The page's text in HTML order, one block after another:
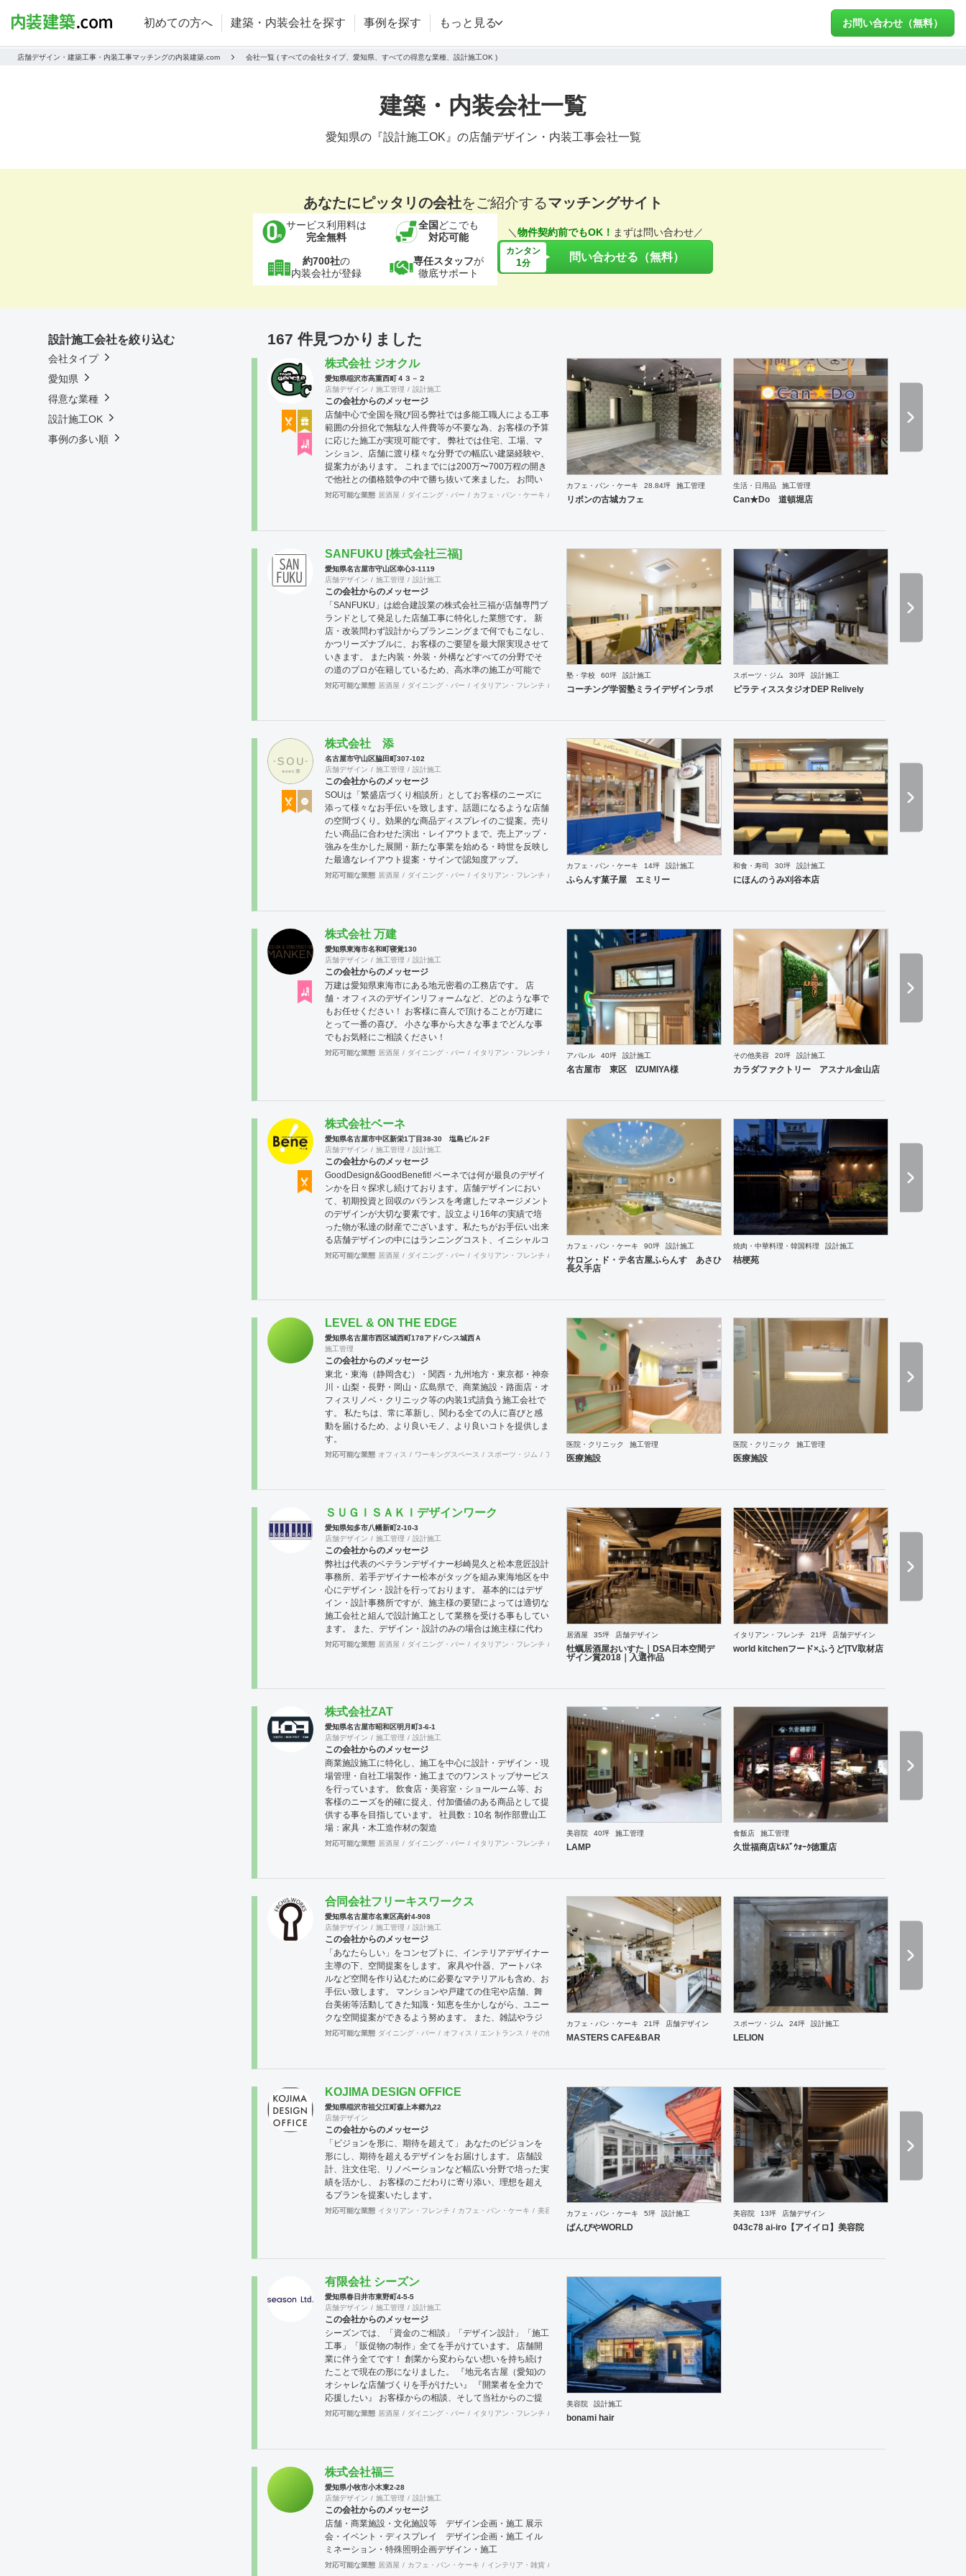
初めての方へ 建築・内装会社を探す 事例を探す もっと見る お問い合わせ（無料）
店舗デザイン・建築工事・内装工事マッチングの内装建築.com 会社一覧 ( すべての会社タイプ、愛知県、すべての得意な業種、設計施工OK )
建築・内装会社一覧
愛知県の『設計施工OK』の店舗デザイン・内装工事会社一覧
あなたにピッタリの会社をご紹介するマッチングサイト
サービス利用料は
完全無料
全国 どこでも
対応可能
約700社の
内装会社が登録
専任スタッフが
徹底サポート
＼ 物件契約前でもOK！ まずは問い合わせ／
カンタン
1分 問い合わせる（無料）
167 件見つかりました
株式会社 ジオクル
愛知県稲沢市高重西町４３－２
店舗デザイン
施工管理 設計施工
この会社からのメッセージ
店舗中心で全国を飛び回る弊社では多能工職人による工事
範囲の分担化で無駄な人件費等が不要な為、お客様の予算
に応じた施工が実現可能です。 弊社では住宅、工場、マ
ンション、店舗に渡り様々な分野での幅広い建築経験や、
提案力があります。 これまでには200万〜700万程の開き
で他社との価格競争の中で勝ち抜いて来ました。 お問い
合わせは メール（tenperhide31@icloud.com）からも承
対応可能な業態 居酒屋 ダイニング・バー カフェ・パン・ケーキ 和食・寿司 焼肉・中華料理・韓国料理 イベントブース・ショールーム
カフェ・パン・ケーキ 28.84坪 施工管理
リボンの古城カフェ
生活・日用品 施工管理
Can★Do 道頓堀店
SANFUKU [株式会社三福]
愛知県名古屋市守山区幸心3-1119
店舗デザイン
施工管理 設計施工
この会社からのメッセージ
「SANFUKU」は総合建設業の株式会社三福が店舗専門ブ
ランドとして発足した店舗工事に特化した業態です。 新
店・改装問わず設計からプランニングまで何でもこなし、
かつリーズナブルに、お客様のご要望を最大限実現させて
いきます。 また内装・外装・外構などすべての分野でそ
の道のプロが在籍しているため、高水準の施工が可能で
す。 出来上がった時に綺麗なのは当たり前！腕の良さは
に優れています。 お客様が安心してオープンできるよう
対応可能な業態 居酒屋 ダイニング・バー イタリアン・フレンチ カフェ・パン・ケーキ ラーメン・そば・うどん 和食・寿司 焼肉・中華料理・韓国料理 その他
塾・学校 60坪 設計施工
コーチング学習塾ミライデザインラボ
スポーツ・ジム 30坪 設計施工
ピラティススタジオDEP Relively
株式会社 添
名古屋市守山区脇田町307-102
店舗デザイン
施工管理 設計施工
この会社からのメッセージ
SOUは「繁盛店づくり相談所」としてお客様のニーズに
添って様々なお手伝いを致します。話題になるような店舗
の空間づくり。効果的な商品ディスプレイのご提案。売り
たい商品に合わせた演出・レイアウトまで。売上アップ・
強みを生かした展開・新たな事業を始める・時世を反映し
た最適なレイアウト提案・サインで認知度アップ。
対応可能な業態 居酒屋 ダイニング・バー イタリアン・フレンチ カフェ・パン・ケーキ ラーメン・そば・うどん 和食・寿司 焼肉・中華料理・韓国料理
カフェ・パン・ケーキ 14坪 設計施工
ふらんす菓子屋 エミリー
和食・寿司 30坪 設計施工
にほんのうみ刈谷本店
株式会社 万建
愛知県東海市名和町寝覚130
店舗デザイン
施工管理 設計施工
この会社からのメッセージ
万建は愛知県東海市にある地元密着の工務店です。 店
舗・オフィスのデザインリフォームなど、どのような事で
もお任せください！ お客様に喜んで頂けることが万建に
とって一番の喜び。 小さな事から大きな事までどんな事
でもお気軽にご相談ください！
対応可能な業態 居酒屋 ダイニング・バー イタリアン・フレンチ カフェ・パン・ケーキ ラーメン・そば・うどん 焼肉・中華料理・韓国料理 その他
アパレル 40坪 設計施工
名古屋市 東区 IZUMIYA様
その他美容 20坪 設計施工
カラダファクトリー アスナル金山店
株式会社ベーネ
愛知県名古屋市中区新栄1丁目38-30 塩島ビル２F
店舗デザイン
施工管理 設計施工
この会社からのメッセージ
GoodDesign&GoodBenefit! ベーネでは何が最良のデザイ
ンかを日々探求し続けております。店舗デザインにおい
て、初期投資と回収のバランスを考慮したマネージメント
のデザインが大切な要素です。設立より16年の実績で培
った物が私達の財産でございます。私たちがお手伝い出来
る店舗デザインの中にはランニングコスト、イニシャルコ
ストを考慮したデザイン、機能性、利便性が良いデザイン
対応可能な業態 居酒屋 ダイニング・バー イタリアン・フレンチ カフェ・パン・ケーキ ラーメン・そば・うどん 和食・寿司
カフェ・パン・ケーキ 90坪 設計施工
サロン・ド・テ名古屋ふらんす あさひ
長久手店
焼肉・中華料理・韓国料理 設計施工
桔梗苑
LEVEL & ON THE EDGE
愛知県名古屋市西区城西町178アドバンス城西Ａ
施工管理
この会社からのメッセージ
東北・東海（静岡含む）・関西・九州地方・東京都・神奈
川・山梨・長野・岡山・広島県で、商業施設・路面店・オ
フィスリノベ・クリニック等の内装1式請負う施工会社で
す。 私たちは、常に革新し、関わる全ての人に喜びと感
動を届けるため、より良いモノ、より良いコトを提供しま
す。
対応可能な業態 オフィス ワーキングスペース スポーツ・ジム アパレル サロン イタリアン・フレンチ
医院・クリニック 施工管理
医療施設
医院・クリニック 施工管理
医療施設
ＳＵＧＩＳＡＫＩデザインワーク
愛知県知多市八幡新町2-10-3
店舗デザイン
施工管理 設計施工
この会社からのメッセージ
弊社は代表のベテランデザイナー杉崎晃久と松本意匠設計
事務所、若手デザイナー松本がタッグを組み東海地区を中
心にデザイン・設計を行っております。 基本的にはデザ
イン・設計事務所ですが、施主様の要望によっては適切な
施工会社と組んで設計施工として業務を受ける事もしてい
ます。 また、デザイン・設計のみの場合は施主様に代わ
りデザイン事務所として現場監理をさせていただきます。
までトータルで手掛けた飲食店が朝の報道番組にてテレビ
取材を受ける【物件名：world kitchenフード×ふうど】
https://www.nagoyatv.com/dode/program-
corner/marche_fri/korekuru/entry-17646.html
対応可能な業態 居酒屋 ダイニング・バー イタリアン・フレンチ 焼肉・中華料理・韓国料理 その他 医院・クリニック 美容院
居酒屋 35坪 店舗デザイン
牡蠣居酒屋おいすた｜DSA日本空間デ
ザイン賞2018｜入選作品
イタリアン・フレンチ 21坪 店舗デザイン
world kitchenフード×ふうど|TV取材店
株式会社ZAT
愛知県名古屋市昭和区明月町3-6-1
店舗デザイン
施工管理 設計施工
この会社からのメッセージ
商業施設施工に特化し、施工を中心に設計・デザイン・現
場管理・自社工場製作・施工までのワンストップサービス
を行っています。 飲食店・美容室・ショールーム等、お
客様のニーズを的確に捉え、付加価値のある商品として提
供する事を目指しています。 社員数：10名 制作部豊山工
場：家具・木工造作材の製造
対応可能な業態 居酒屋 ダイニング・バー イタリアン・フレンチ カフェ・パン・ケーキ エントランス 趣味・文化 美容院
美容院 40坪 施工管理
LAMP
食飯店 施工管理
久世福商店ﾋﾙｽﾞｳｫｰｸ徳重店
合同会社フリーキスワークス
愛知県名古屋市名東区高針4-908
店舗デザイン
施工管理 設計施工
この会社からのメッセージ
「あなたらしい」をコンセプトに、インテリアデザイナー
主導の下、空間提案をします。 家具や什器、アートパネ
ルなど空間を作り込むために必要なマテリアルも含め、お
手伝い致します。 マンションや戸建ての住宅や店舗、舞
台美術等活動してきた知識・知恵を生かしながら、ユニー
クな空間提案ができるよう努めます。 また、雑誌やラジ
オ番組などでのご紹介やプレスリリースも必要であれば、
対応可能な業態 ダイニング・バー オフィス エントランス その他 医院・クリニック ホテル ブライダル アパレル
カフェ・パン・ケーキ 21坪 店舗デザイン
MASTERS CAFE&BAR
スポーツ・ジム 24坪 設計施工
LELION
KOJIMA DESIGN OFFICE
愛知県稲沢市祖父江町森上本郷九22
店舗デザイン
この会社からのメッセージ
「ビジョンを形に、期待を超えて」 あなたのビジョンを
形にし、期待を超えるデザインをお届けします。 店舗設
計、注文住宅、リノベーションなど幅広い分野で培った実
績を活かし、 お客様のこだわりに寄り添い、理想を超え
るプランを提案いたします。
対応可能な業態 イタリアン・フレンチ カフェ・パン・ケーキ 美容院 サロン その他 美容院 その他
カフェ・パン・ケーキ 5坪 設計施工
ばんびやWORLD
美容院 13坪 店舗デザイン
043c78 ai-iro【アイイロ】美容院
有限会社 シーズン
愛知県春日井市東野町4-5-5
店舗デザイン
施工管理 設計施工
この会社からのメッセージ
シーズンでは、「資金のご相談」「デザイン設計」「施工
工事」「販促物の制作」全てを手がけています。 店舗開
業に伴う全てです！ 創業から変わらない想いを持ち続け
たことで現在の形になりました。 『地元名古屋（愛知)の
オシャレな店舗づくりを手がけたい』 『開業者を全力で
応援したい』 お客様からの相談、そして当社からのご提
案これらを真剣に考え、繰り返し繰り返しおこなっていっ
場も常に変化します。技術も進化しています。 その中で
本物のサービスを提供することによってお客様から信頼や
喜びの声をいただく。 当社を動かすエネルギーはこれに
つきます。 この名古屋（愛知)の土地で、お店を持ちたい
という方をシーズンはこれからも全力で応援します！！
対応可能な業態 居酒屋 ダイニング・バー イタリアン・フレンチ カフェ・パン・ケーキ
美容院 設計施工
bonami hair
株式会社福三
愛知県小牧市小木東2‐28
店舗デザイン
施工管理 設計施工
この会社からのメッセージ
店舗・商業施設・文化施設等 デザイン企画・施工 展示
会・イベント・ディスプレイ デザイン企画・施工 イル
ミネーション・特殊照明企画デザイン・施工
対応可能な業態 居酒屋 カフェ・パン・ケーキ インテリア・雑貨
設計施工会社を絞り込む
会社タイプ
愛知県
得意な業種
設計施工OK
事例の多い順